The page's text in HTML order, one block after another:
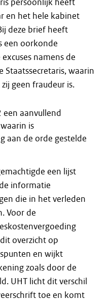
persoonlijk heeft
en het hele kabinet
deze brief heeft
een oorkonde
namens de
Staatssecretaris, waarin
geen fraudeur is.
aanvullend
is
aan de orde gestelde
een lijst
informatie
die in het verleden
Voor de
overzicht op
en wijkt
zoals door de
UHT licht dit verschil
toe en komt